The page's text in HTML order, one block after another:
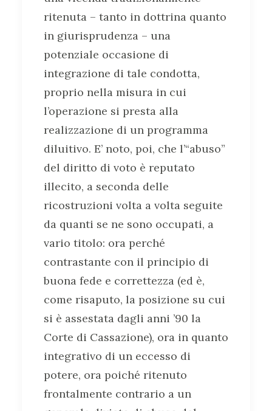
ritenuta – tanto in dottrina quanto
in giurisprudenza – una
potenziale occasione di
integrazione di tale condotta,
proprio nella misura in cui
l’operazione si presta alla
realizzazione di un programma
diluitivo. E’ noto, poi, che l’“abuso”
del diritto di voto è reputato
illecito, a seconda delle
ricostruzioni volta a volta seguite
da quanti se ne sono occupati, a
vario titolo: ora perché
contrastante con il principio di
buona fede e correttezza (ed è,
come risaputo, la posizione su cui
si è assestata dagli anni ’90 la
Corte di Cassazione), ora in quanto
integrativo di un eccesso di
potere, ora poiché ritenuto
frontalmente contrario a un